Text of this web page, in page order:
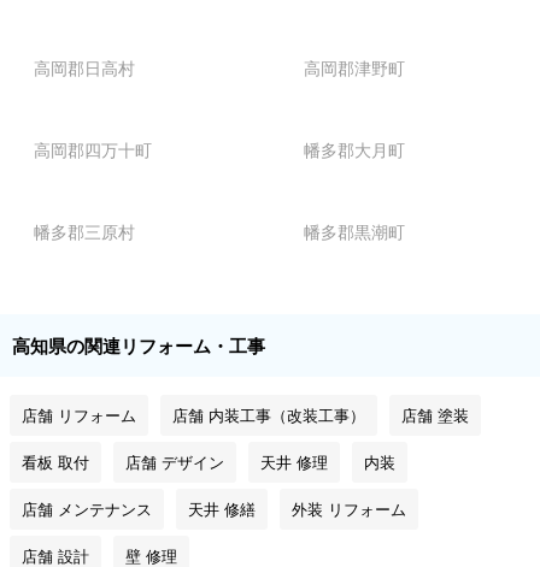
高岡郡日高村 高岡郡津野町
高岡郡四万十町 幡多郡大月町
幡多郡三原村 幡多郡黒潮町
高知県の関連リフォーム・工事
店舗 リフォーム 店舗 内装工事（改装工事） 店舗 塗装
看板 取付 店舗 デザイン 天井 修理 内装
店舗 メンテナンス 天井 修繕 外装 リフォーム
店舗 設計 壁 修理